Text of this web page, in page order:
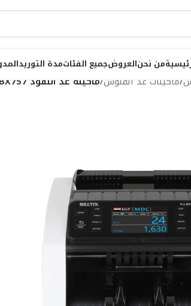
من نحنالعروضجميع الفئاتمدة التوريد
/ماكينات عد الفلوس/ماكينة عد النقود BILLTIX – BX757